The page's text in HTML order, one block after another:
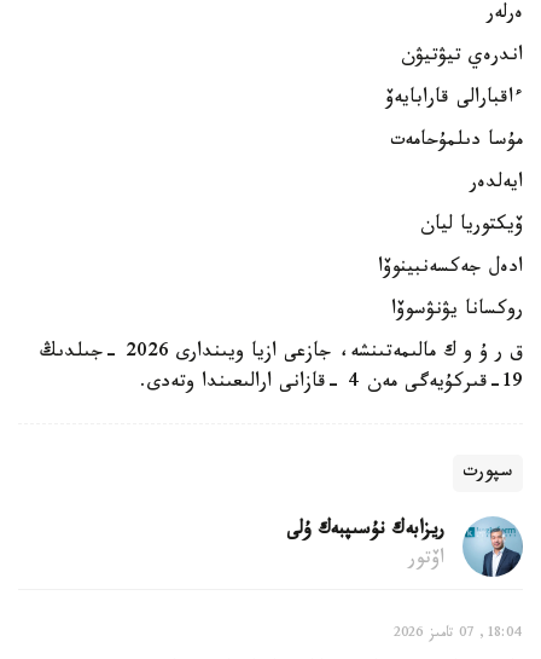
ەرلەر
اندرەي تيۋتيۋن
ءاقبارالى قارابايەۆ
مۇسا دىلمۇحامەت
ايەلدەر
ۆيكتوريا ليان
ادەل جەكسەنبينوۆا
روكسانا يۋنۋسوۆا
ق ر ۇ و ك مالىمەتىنشە، جازعى ازيا ويىندارى 2026 -جىلدىڭ
19-قىركۇيەگى مەن 4 -قازانى ارالىعىندا وتەدى.
سپورت
ريزابەك نۇسىپبەك ۇلى
اۆتور
18:04, 07 تامىز 2026